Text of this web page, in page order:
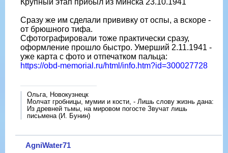
Крупный этап прибыл из Минска 23.10.1941
Сразу же им сделали прививку от оспы, а вскоре -
от брюшного тифа.
Сфотографировали тоже практически сразу,
оформление прошло быстро. Умерший 2.11.1941 -
уже карта с фото и отпечатком пальца:
https://obd-memorial.ru/html/info.htm?id=300027728
Ольга, Новокузнецк
Молчат гробницы, мумии и кости, - Лишь слову жизнь дана:
Из древней тьмы, на мировом погосте Звучат лишь
письмена (И. Бунин)
AgniWater71